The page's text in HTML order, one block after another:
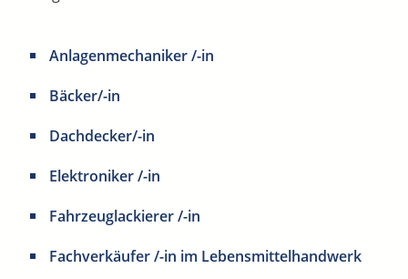
Anlagenmechaniker /-in
Bäcker/-in
Dachdecker/-in
Elektroniker /-in
Fahrzeuglackierer /-in
Fachverkäufer /-in im Lebensmittelhandwerk